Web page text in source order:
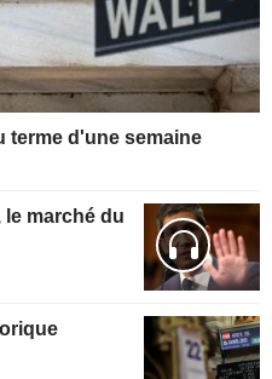
terme d'une semaine
le marché du